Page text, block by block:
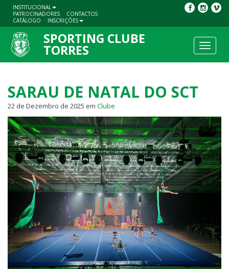
INSTITUCIONAL
PATROCINADORES
CONTACTOS
CATÁLOGO
INSCRIÇÕES
Toggle
SPORTING CLUBE
TORRES
SARAU DE NATAL DO SCT
22 de Dezembro de 2025 em Clube